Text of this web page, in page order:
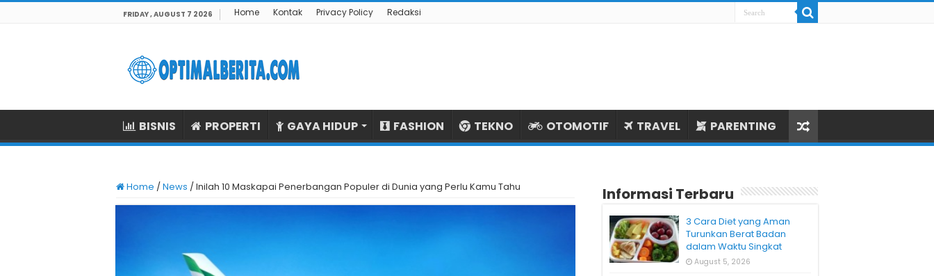
FRIDAY , AUGUST 7 2026 Home Kontak Privacy Policy Redaksi
BISNIS PROPERTI GAYA HIDUP FASHION TEKNO OTOMOTIF TRAVEL PARENTING
Home /News /Inilah 10 Maskapai Penerbangan Populer di Dunia yang Perlu Kamu Tahu Informasi Terbaru
3 Cara Diet yang Aman
Turunkan Berat Badan
dalam Waktu Singkat
August 5, 2026